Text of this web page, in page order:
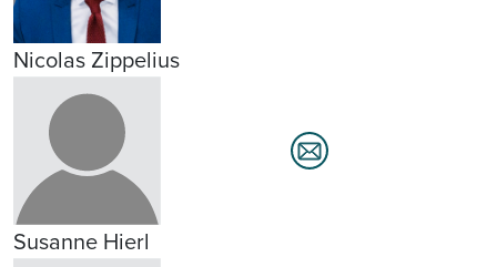
Nicolas Zippelius
Susanne Hierl